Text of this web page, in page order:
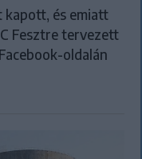
kapott, és emiatt
Fesztre tervezett
oldalán